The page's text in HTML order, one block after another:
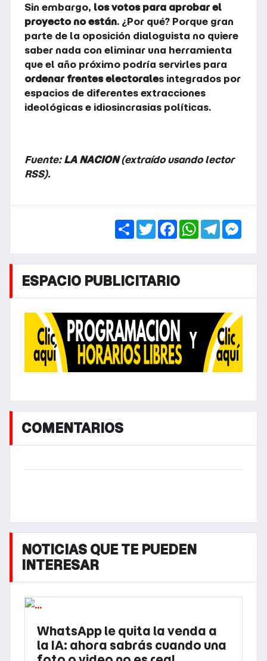
Sin embargo, los votos para aprobar el
proyecto no están. ¿Por qué? Porque gran
parte de la oposición dialoguista no quiere
saber nada con eliminar una herramienta
que el año próximo podría servirles para
ordenar frentes electorales integrados por
espacios de diferentes extracciones
ideológicas e idiosincrasias políticas.
Fuente: LA NACION(extraído usando lector
RSS).
ShareTwitterFacebook
WhatsApp
ESPACIO PUBLICITARIO
COMENTARIOS
NOTICIAS QUE TE PUEDEN
INTERESAR
WhatsApp le quita la venda a
la IA: ahora sabrás cuando una